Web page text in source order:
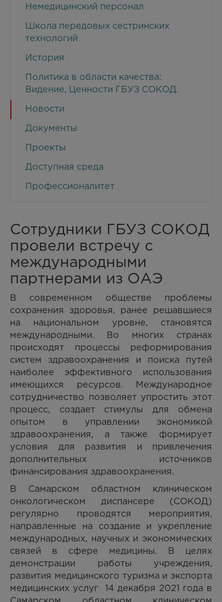
Немедицинский персонал
Школа передовых сестринских
технологий
История
Политика в области качества:
Видение, Ценности ГБУЗ СОКОД.
Новости
Документы
Проекты
Доступная среда
Профессионалитет
Сотрудники ГБУЗ СОКОД
провели встречу с
международными
партнерами из ОАЭ
В современном обществе проблемы
сохранения здоровья, ранее решавшиеся
на национальном уровне, становятся
международными. Во многих странах
происходят процессы реформирования
систем здравоохранения и поиска путей
наиболее эффективного использования
имеющихся ресурсов. Международное
сотрудничество позволяет упростить этот
процесс, создает стимулы для обмена
опытом в управлении экономикой
здравоохранения, а также формирует
условия для развития и привлечения
дополнительных источников
финансирования здравоохранения.
В Самарском областном клиническом
онкологическом диспансере (СОКОД)
регулярно проводятся мероприятия,
направленные на создание и укрепление
международных, научных и экономических
связей в сфере медицины. В целях
демонстрации работы учреждения,
развития медицинского туризма и экспорта
медицинских услуг 14 декабря 2021 года в